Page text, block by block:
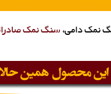
نمک دامی،سنگ نمک